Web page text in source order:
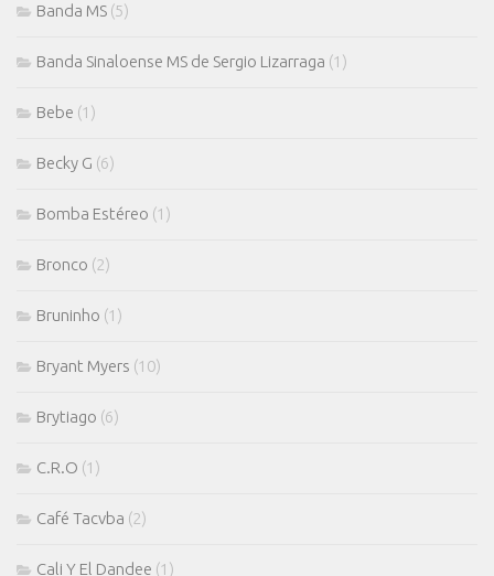
Banda MS (5)
Banda Sinaloense MS de Sergio Lizarraga (1)
Bebe (1)
Becky G (6)
Bomba Estéreo (1)
Bronco (2)
Bruninho (1)
Bryant Myers (10)
Brytiago (6)
C.R.O (1)
Café Tacvba (2)
Cali Y El Dandee (1)